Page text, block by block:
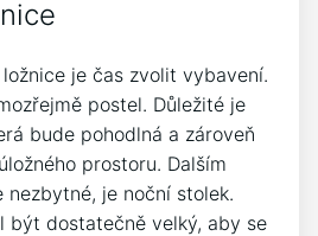
je čas zvolit vybavení.
postel. Důležité je
bude pohodlná a zároveň
prostoru. Dalším
je noční stolek.
být dostatečně velký, aby se